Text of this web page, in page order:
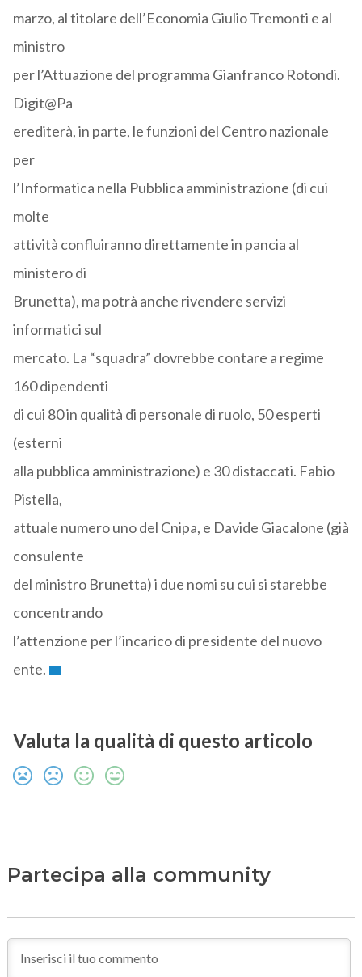
marzo, al titolare dell’Economia Giulio Tremonti e al
ministro
per l’Attuazione del programma Gianfranco Rotondi.
Digit@Pa
erediterà, in parte, le funzioni del Centro nazionale
per
l’Informatica nella Pubblica amministrazione (di cui
molte
attività confluiranno direttamente in pancia al
ministero di
Brunetta), ma potrà anche rivendere servizi
informatici sul
mercato. La “squadra” dovrebbe contare a regime
160 dipendenti
di cui 80 in qualità di personale di ruolo, 50 esperti
(esterni
alla pubblica amministrazione) e 30 distaccati. Fabio
Pistella,
attuale numero uno del Cnipa, e Davide Giacalone (già
consulente
del ministro Brunetta) i due nomi su cui si starebbe
concentrando
l’attenzione per l’incarico di presidente del nuovo
ente.
Valuta la qualità di questo articolo
Partecipa alla community